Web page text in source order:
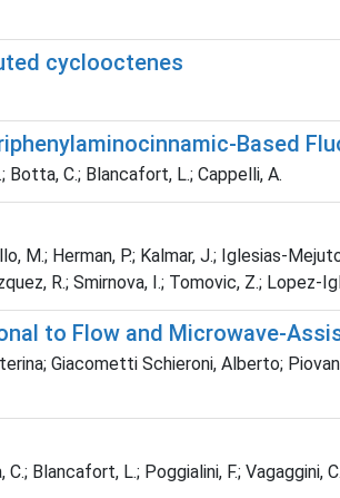
cyclooctenes
Based
Botta, C.; Blancafort, L.; Cappelli, A.
M.; Herman, P.; Kalmar, J.; Iglesias-
R.; Smirnova, I.; Tomovic, Z.; Lopez-
to Flow and Microwave-
Giacometti Schieroni, Alberto;
Blancafort, L.; Poggialini, F.; Vagaggini,